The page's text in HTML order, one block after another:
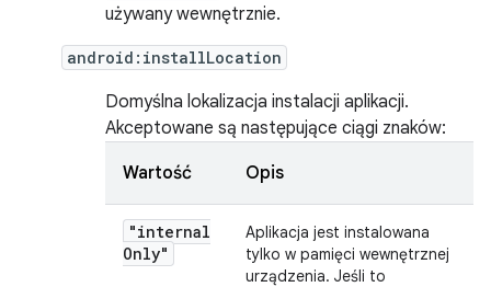
używany wewnętrznie.
android:installLocation
Domyślna lokalizacja instalacji aplikacji.
Akceptowane są następujące ciągi znaków:
Wartość Opis
"internal
Only"
Aplikacja jest instalowana
tylko w pamięci wewnętrznej
urządzenia. Jeśli to